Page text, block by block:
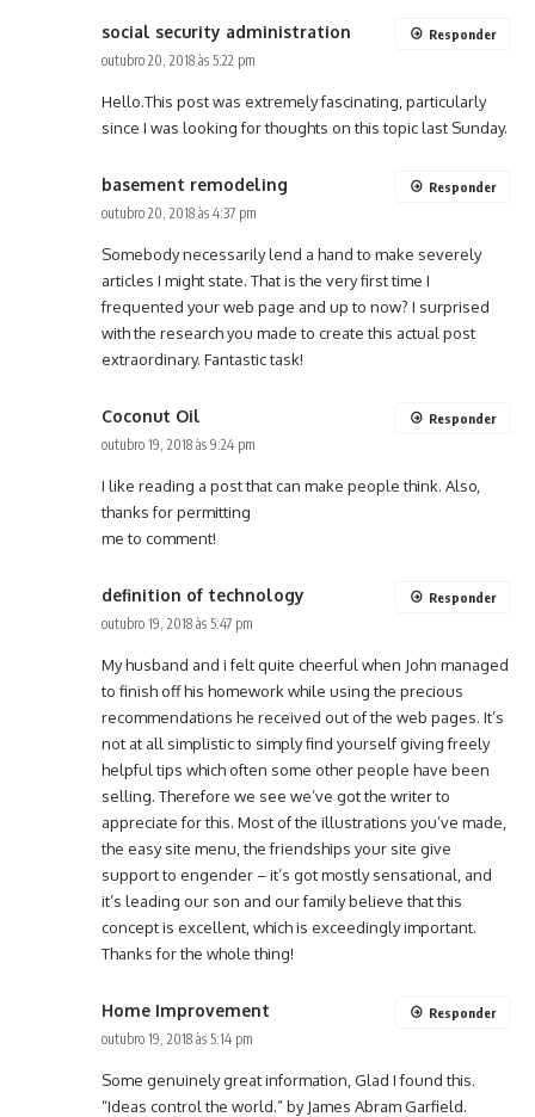
social security administration
outubro 20, 2018 às 5:22 pm
Hello.This post was extremely fascinating, particularly
since I was looking for thoughts on this topic last Sunday.
Responder
basement remodeling
outubro 20, 2018 às 4:37 pm
Somebody necessarily lend a hand to make severely
articles I might state. That is the very first time I
frequented your web page and up to now? I surprised
with the research you made to create this actual post
extraordinary. Fantastic task!
Responder
Coconut Oil
outubro 19, 2018 às 9:24 pm
I like reading a post that can make people think. Also,
thanks for permitting
me to comment!
Responder
definition of technology
outubro 19, 2018 às 5:47 pm
My husband and i felt quite cheerful when John managed
to finish off his homework while using the precious
recommendations he received out of the web pages. It’s
not at all simplistic to simply find yourself giving freely
helpful tips which often some other people have been
selling. Therefore we see we’ve got the writer to
appreciate for this. Most of the illustrations you’ve made,
the easy site menu, the friendships your site give
support to engender – it’s got mostly sensational, and
it’s leading our son and our family believe that this
concept is excellent, which is exceedingly important.
Thanks for the whole thing!
Responder
Home Improvement
outubro 19, 2018 às 5:14 pm
Some genuinely great information, Glad I found this.
“Ideas control the world.” by James Abram Garfield.
Responder